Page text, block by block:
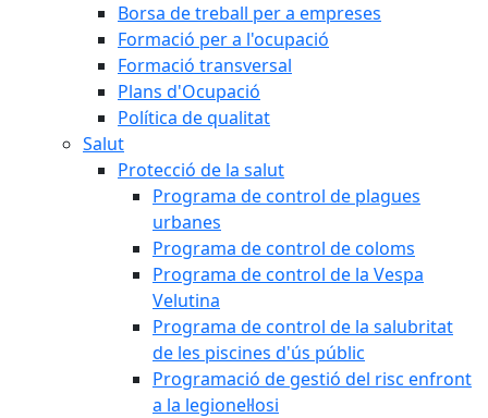
Borsa de treball per a empreses
Formació per a l'ocupació
Formació transversal
Plans d'Ocupació
Política de qualitat
Salut
Protecció de la salut
Programa de control de plagues
urbanes
Programa de control de coloms
Programa de control de la Vespa
Velutina
Programa de control de la salubritat
de les piscines d'ús públic
Programació de gestió del risc enfront
a la legionel·losi